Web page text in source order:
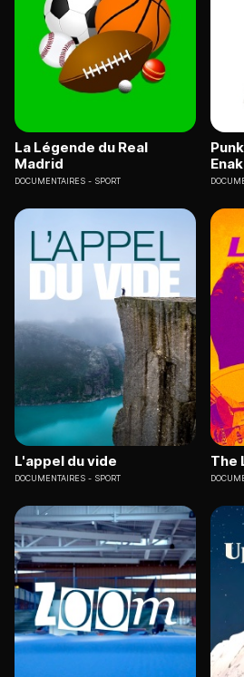
La Légende du Real
Madrid
DOCUMENTAIRES SPORT
L'appel du vide
DOCUMENTAIRES SPORT
The